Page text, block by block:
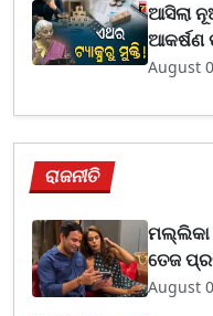
ଆସିଲା
ଆକର୍ଷଣ
August
ରାଜନୀତି
ମଲ୍ଲିକା
ତେଜ
August